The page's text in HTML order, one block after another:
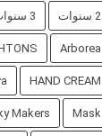
2 سنوات 3 سنوات
Arborea
HAND CREAM
Mask
Makers